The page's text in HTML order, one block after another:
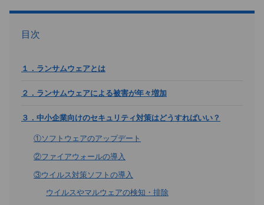
目次
１．ランサムウェアとは
２．ランサムウェアによる被害が年々増加
３．中小企業向けのセキュリティ対策はどうすればいい？
①ソフトウェアのアップデート
②ファイアウォールの導入
③ウイルス対策ソフトの導入
ウイルスやマルウェアの検知・排除